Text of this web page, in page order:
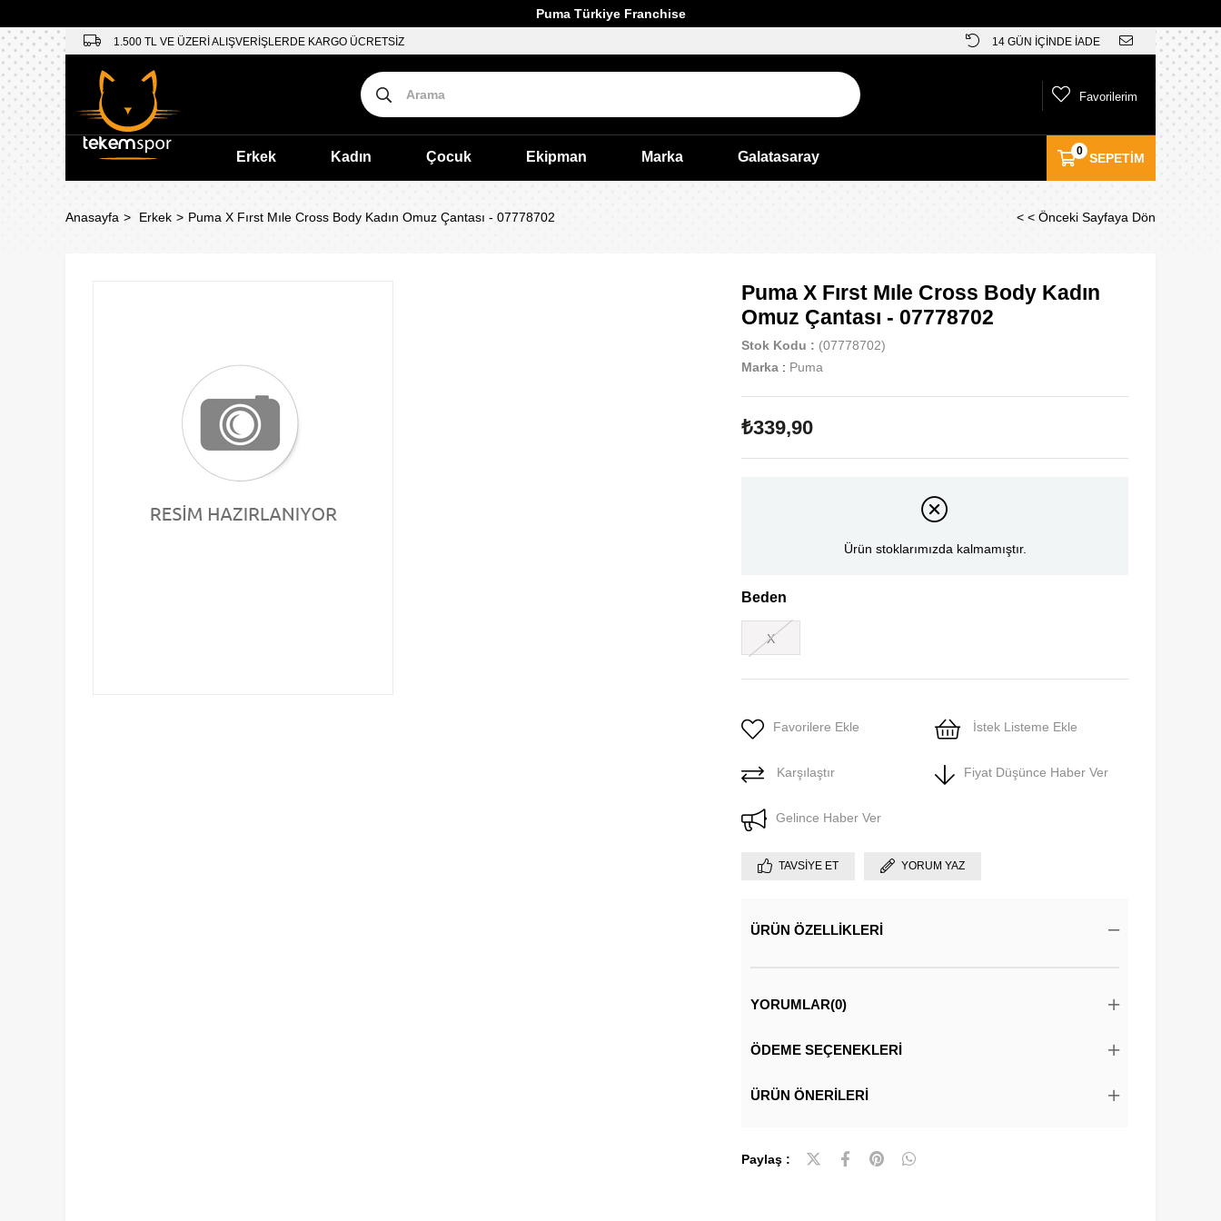
Puma Türkiye Franchise
1.500 TL VE ÜZERİ ALIŞVERİŞLERDE KARGO ÜCRETSİZ 14 GÜN İÇİNDE İADE
SEPETIM
0
Favorilerim
Erkek Kadın Çocuk Ekipman Marka Galatasaray
Anasayfa Erkek Puma X Fırst Mıle Cross Body Kadın Omuz Çantası - 07778702 < < Önceki Sayfaya Dön
Puma X Fırst Mıle Cross Body Kadın
Omuz Çantası - 07778702
Stok Kodu
(07778702)
Marka : Puma
₺339,90
Ürün stoklarımızda kalmamıştır.
Beden
X
Favorilere Ekle İstek Listeme Ekle
Karşılaştır Fiyat Düşünce Haber Ver
Gelince Haber Ver
TAVSIYE ET YORUM YAZ
ÜRÜN ÖZELLIKLERI
YORUMLAR(0)
ÖDEME SEÇENEKLERI
ÜRÜN ÖNERILERI
Paylaş :